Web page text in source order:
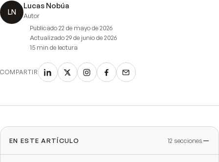
LN
Lucas Nobúa
Autor
Publicado22 de mayo de 2026
Actualizado29 de junio de 2026
15 min de lectura
COMPARTIR
EN ESTE ARTÍCULO 12 secciones